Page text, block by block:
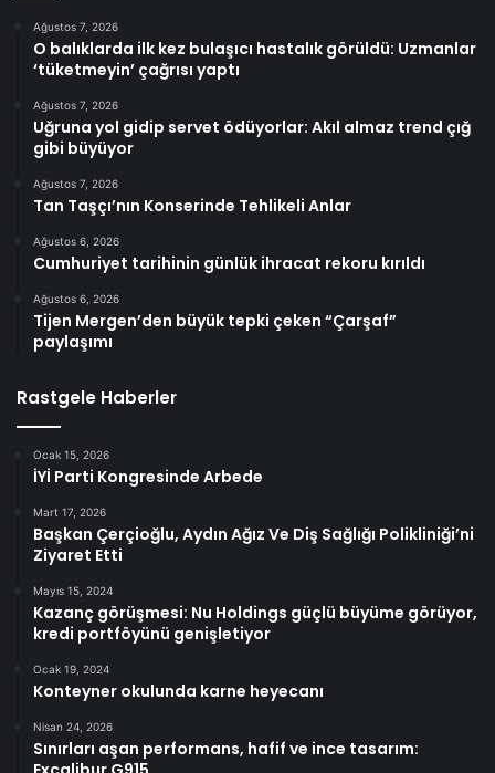
Ağustos 7, 2026
O balıklarda ilk kez bulaşıcı hastalık görüldü: Uzmanlar
‘tüketmeyin’ çağrısı yaptı
Ağustos 7, 2026
Uğruna yol gidip servet ödüyorlar: Akıl almaz trend çığ
gibi büyüyor
Ağustos 7, 2026
Tan Taşçı’nın Konserinde Tehlikeli Anlar
Ağustos 6, 2026
Cumhuriyet tarihinin günlük ihracat rekoru kırıldı
Ağustos 6, 2026
Tijen Mergen’den büyük tepki çeken “Çarşaf”
paylaşımı
Rastgele Haberler
Ocak 15, 2026
İYİ Parti Kongresinde Arbede
Mart 17, 2026
Başkan Çerçioğlu, Aydın Ağız Ve Diş Sağlığı Polikliniği’ni
Ziyaret Etti
Mayıs 15, 2024
Kazanç görüşmesi: Nu Holdings güçlü büyüme görüyor,
kredi portföyünü genişletiyor
Ocak 19, 2024
Konteyner okulunda karne heyecanı
Nisan 24, 2026
Sınırları aşan performans, hafif ve ince tasarım: